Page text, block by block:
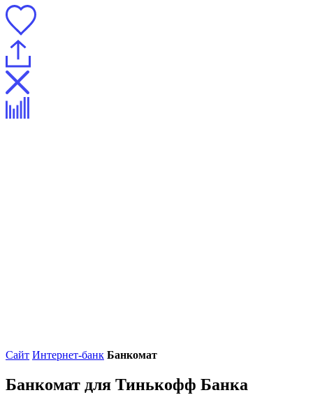
Сайт Интернет-банк Банкомат
Банкомат для Тинькофф Банка